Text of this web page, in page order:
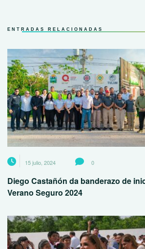
ENTRADAS RELACIONADAS
15 julio, 2024 0
Diego Castañón da banderazo de
Verano Seguro 2024